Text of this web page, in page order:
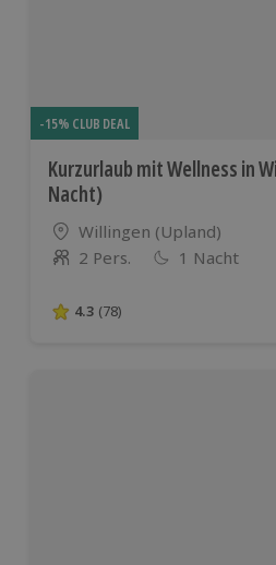
-15% CLUB DEAL
Kurzurlaub mit Wellness in
Nacht)
Standort
Willingen (Upland)
Anzahl der Teilnehmer
2 Pers. 1 Nacht
4.3 von 5 Sternen
4.3 (78)